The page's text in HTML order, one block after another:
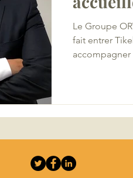
Abénex
Le Groupe
fait entrer
accompagner